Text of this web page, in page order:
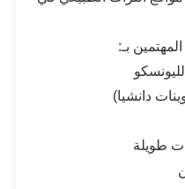
بـ:
دانشيا)
طويلة